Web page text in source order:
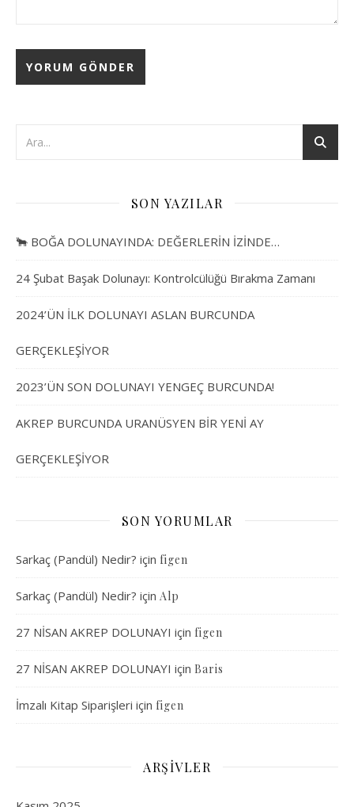
SON YAZILAR
🐂 BOĞA DOLUNAYINDA: DEĞERLERİN İZİNDE…
24 Şubat Başak Dolunayı: Kontrolcülüğü Bırakma Zamanı
2024’ÜN İLK DOLUNAYI ASLAN BURCUNDA
GERÇEKLEŞİYOR
2023’ÜN SON DOLUNAYI YENGEÇ BURCUNDA!
AKREP BURCUNDA URANÜSYEN BİR YENİ AY
GERÇEKLEŞİYOR
SON YORUMLAR
Sarkaç (Pandül) Nedir? için figen
Sarkaç (Pandül) Nedir? için Alp
27 NİSAN AKREP DOLUNAYI için figen
27 NİSAN AKREP DOLUNAYI için Baris
İmzalı Kitap Siparişleri için figen
ARŞIVLER